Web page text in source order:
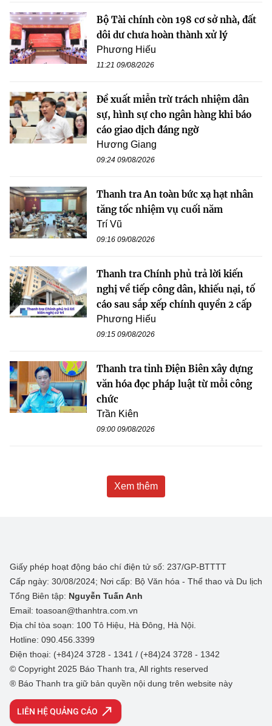
Bộ Tài chính còn 198 cơ sở nhà, đất
dôi dư chưa hoàn thành xử lý
Phương Hiếu
11:21 09/08/2026
Đề xuất miễn trừ trách nhiệm dân
sự, hình sự cho ngân hàng khi báo
cáo giao dịch đáng ngờ
Hương Giang
09:24 09/08/2026
Thanh tra An toàn bức xạ hạt nhân
tăng tốc nhiệm vụ cuối năm
Trí Vũ
09:16 09/08/2026
Thanh tra Chính phủ trả lời kiến
nghị về tiếp công dân, khiếu nại, tố
cáo sau sắp xếp chính quyền 2 cấp
Phương Hiếu
09:15 09/08/2026
Thanh tra tỉnh Điện Biên xây dựng
văn hóa đọc pháp luật từ mỗi công
chức
Trần Kiên
09:00 09/08/2026
Xem thêm
Giấy phép hoạt động báo chí điện tử số: 237/GP-BTTTT
Cấp ngày: 30/08/2024; Nơi cấp: Bộ Văn hóa - Thể thao và Du lịch
Tổng Biên tập: Nguyễn Tuấn Anh
Email: toasoan@thanhtra.com.vn
Địa chỉ tòa soạn: 100 Tô Hiệu, Hà Đông, Hà Nội.
Hotline: 090.456.3399
Điện thoại: (+84)24 3728 - 1341 / (+84)24 3728 - 1342
© Copyright 2025 Báo Thanh tra, All rights reserved
® Báo Thanh tra giữ bản quyền nội dung trên website này
LIÊN HỆ QUẢNG CÁO